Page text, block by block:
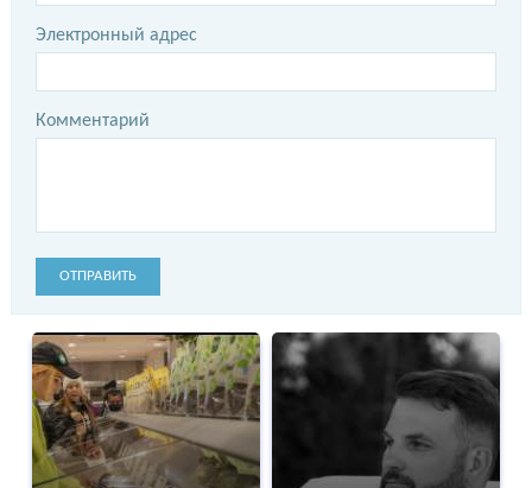
Электронный адрес
Комментарий
ОТПРАВИТЬ